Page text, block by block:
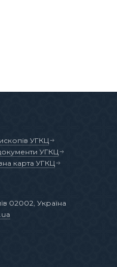
02002, Україна
УГКЦ
УГКЦ
карта УГКЦ